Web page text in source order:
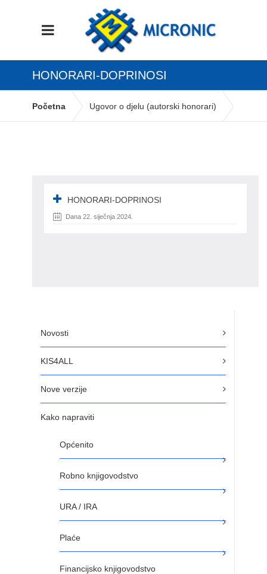
HONORARI-DOPRINOSI
Početna Ugovor o djelu (autorski honorari)
Novosti
KIS4ALL
Nove verzije
Kako napraviti
Općenito
Robno knjigovodstvo
URA / IRA
Plaće
Financijsko knjigovodstvo
HONORARI-DOPRINOSI
Dana 22. siječnja 2024.